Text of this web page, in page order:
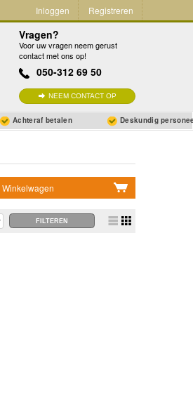
Inloggen Registreren
Vragen?
Voor uw vragen neem gerust
contact met ons op!
050-312 69 50
NEEM CONTACT OP
Achteraf betalen Deskundig
Winkelwagen
Ga naar winkelwagen